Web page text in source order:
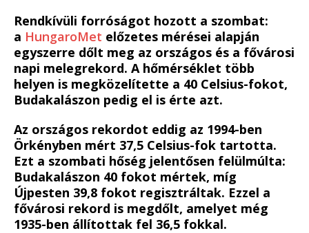
Rendkívüli forróságot hozott a szombat:
a HungaroMet előzetes mérései alapján
egyszerre dőlt meg az országos és a fővárosi
napi melegrekord. A hőmérséklet több
helyen is megközelítette a 40 Celsius-fokot,
Budakalászon pedig el is érte azt.
Az országos rekordot eddig az 1994-ben
Örkényben mért 37,5 Celsius-fok tartotta.
Ezt a szombati hőség jelentősen felülmúlta:
Budakalászon 40 fokot mértek, míg
Újpesten 39,8 fokot regisztráltak. Ezzel a
fővárosi rekord is megdőlt, amelyet még
1935-ben állítottak fel 36,5 fokkal.